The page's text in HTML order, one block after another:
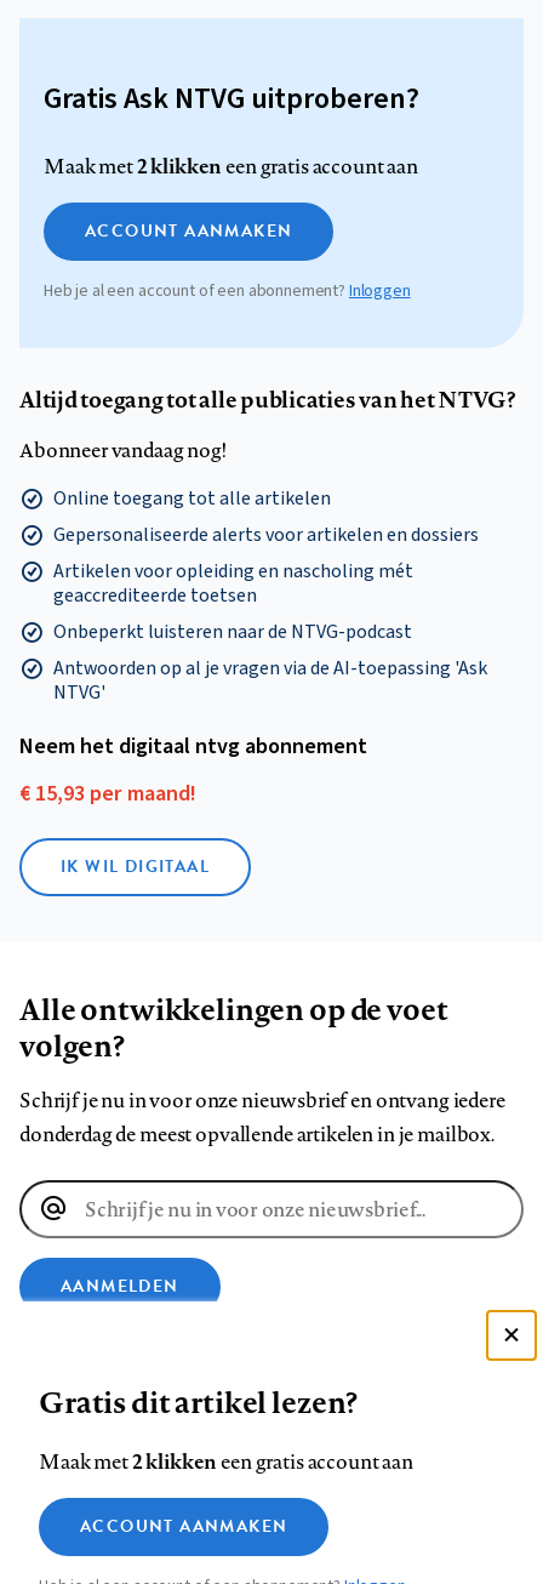
Gratis Ask NTVG uitproberen?
Maak met2 klikkeneen gratis account aan
ACCOUNT AANMAKEN
Heb je al een account of een abonnement?Inloggen
Altijd toegang tot alle publicaties van het NTVG?
Abonneer vandaag nog!
Online toegang tot alle artikelen
Gepersonaliseerde alerts voor artikelen en dossiers
Artikelen voor opleiding en nascholing mét
geaccrediteerde toetsen
Onbeperkt luisteren naar de NTVG-podcast
Antwoorden op al je vragen via de AI-toepassing 'Ask
NTVG'
Neem het digitaal ntvg abonnement
€ 15,93 per maand!
IK WIL DIGITAAL
Alle ontwikkelingen op de voet
volgen?
Schrijf je nu in voor onze nieuwsbrief en ontvang iedere
donderdag de meest opvallende artikelen in je mailbox.
E-
mailadres
AANMELDEN
op
Facebook
op
LinkedIn
op
Bluesky
ons
op
InstagramYouTube
Footer
Contact Colofon Disclaimer Privacy
Medische vragen verdienen
betrouwbare antwoorden
Zie onze cookie policy
Analytische cookies
Gratis dit artikel lezen?
Maak met2 klikkeneen gratis account aan
ACCOUNT AANMAKEN